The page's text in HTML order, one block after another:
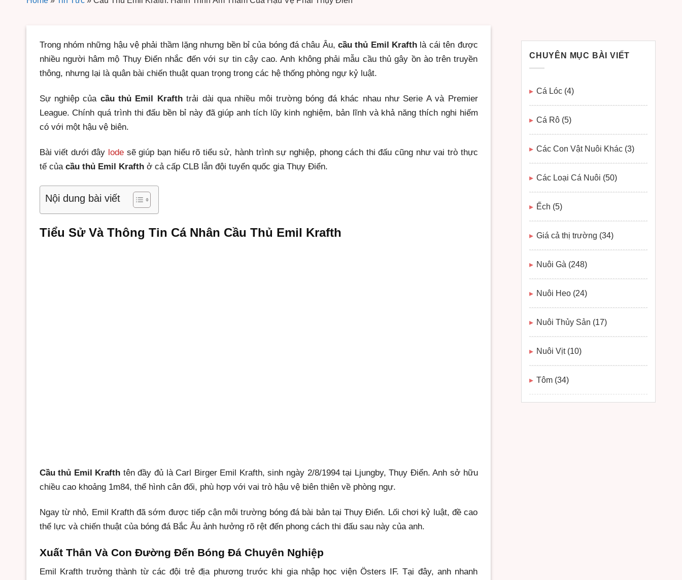
Trong nhóm những hậu vệ phải thầm lặng nhưng bền bỉ của bóng đá châu Âu,cầu thủ Emil Krafth là cái tên được
nhiều người hâm mộ Thụy Điển nhắc đến với sự tin cậy cao. Anh không phải mẫu cầu thủ gây ồn ào trên truyền
thông, nhưng lại là quân bài chiến thuật quan trọng trong các hệ thống phòng ngự kỷ luật.
Sự nghiệp của cầu thủ Emil Krafthtrải dài qua nhiều môi trường bóng đá khác nhau như Serie A và Premier
League. Chính quá trình thi đấu bền bỉ này đã giúp anh tích lũy kinh nghiệm, bản lĩnh và khả năng thích nghi hiếm
có với một hậu vệ biên.
Bài viết dưới đây lode sẽ giúp bạn hiểu rõ tiểu sử, hành trình sự nghiệp, phong cách thi đấu cũng như vai trò thực
tế của cầu thủ Emil Krafthở cả cấp CLB lẫn đội tuyển quốc gia Thụy Điển.
Nội dung bài viết
Tiểu Sử Và Thông Tin Cá Nhân Cầu Thủ Emil Krafth
Cầu thủ Emil Krafth tên đầy đủ là Carl Birger Emil Krafth, sinh ngày 2/8/1994 tại Ljungby, Thụy Điển. Anh sở hữu
chiều cao khoảng 1m84, thể hình cân đối, phù hợp với vai trò hậu vệ biên thiên về phòng ngự.
Ngay từ nhỏ, Emil Krafth đã sớm được tiếp cận môi trường bóng đá bài bản tại Thụy Điển. Lối chơi kỷ luật, đề cao
thể lực và chiến thuật của bóng đá Bắc Âu ảnh hưởng rõ rệt đến phong cách thi đấu sau này của anh.
Xuất Thân Và Con Đường Đến Bóng Đá Chuyên Nghiệp
Emil Krafth trưởng thành từ các đội trẻ địa phương trước khi gia nhập học viện Östers IF. Tại đây, anh nhanh
CHUYÊN MỤC BÀI VIẾT
Cá Lóc (4)
Cá Rô (5)
Các Con Vật Nuôi Khác (3)
Các Loại Cá Nuôi (50)
Ếch (5)
Giá cả thị trường (34)
Nuôi Gà (248)
Nuôi Heo (24)
Nuôi Thủy Sản (17)
Nuôi Vịt(10)
Tôm (34)